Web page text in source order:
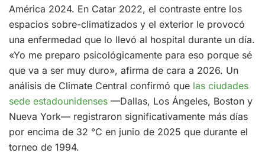
América 2024. En Catar 2022, el contraste entre los
espacios sobre-climatizados y el exterior le provocó
una enfermedad que lo llevó al hospital durante un día.
«Yo me preparo psicológicamente para eso porque sé
que va a ser muy duro», afirma de cara a 2026. Un
análisis de Climate Central confirmó que las ciudades
sede estadounidenses —Dallas, Los Ángeles, Boston y
Nueva York— registraron significativamente más días
por encima de 32 °C en junio de 2025 que durante el
torneo de 1994.